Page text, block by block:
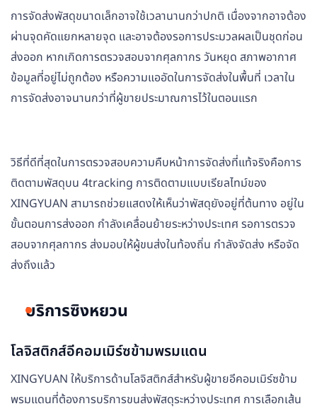
การจัดส่งพัสดุขนาดเล็กอาจใช้เวลานานกว่าปกติ เนื่องจากอาจต้อง
ผ่านจุดคัดแยกหลายจุด และอาจต้องรอการประมวลผลเป็นชุดก่อน
ส่งออก หากเกิดการตรวจสอบจากศุลกากร วันหยุด สภาพอากาศ
ข้อมูลที่อยู่ไม่ถูกต้อง หรือความแออัดในการจัดส่งในพื้นที่ เวลาใน
การจัดส่งอาจนานกว่าที่ผู้ขายประมาณการไว้ในตอนแรก
วิธีที่ดีที่สุดในการตรวจสอบความคืบหน้าการจัดส่งที่แท้จริงคือการ
ติดตามพัสดุบน 4tracking การติดตามแบบเรียลไทม์ของ
XINGYUAN สามารถช่วยแสดงให้เห็นว่าพัสดุยังอยู่ที่ต้นทาง อยู่ใน
ขั้นตอนการส่งออก กำลังเคลื่อนย้ายระหว่างประเทศ รอการตรวจ
สอบจากศุลกากร ส่งมอบให้ผู้ขนส่งในท้องถิ่น กำลังจัดส่ง หรือจัด
ส่งถึงแล้ว
บริการซิงหยวน
โลจิสติกส์อีคอมเมิร์ซข้ามพรมแดน
XINGYUAN ให้บริการด้านโลจิสติกส์สำหรับผู้ขายอีคอมเมิร์ซข้าม
พรมแดนที่ต้องการบริการขนส่งพัสดุระหว่างประเทศ การเลือกเส้น